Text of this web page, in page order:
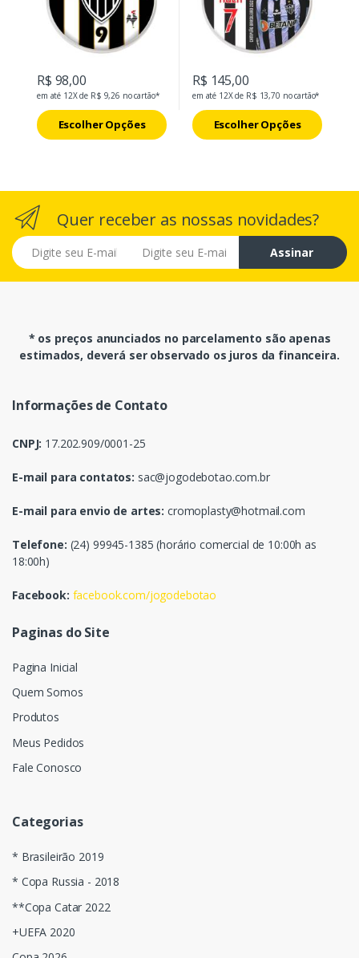
R$ 98,00
em até 12X de R$ 9,26 no cartão*
Escolher Opções
R$ 145,00
em até 12X de R$ 13,70 no cartão*
Escolher Opções
Quer receber as nossas novidades?
E-mail
Assinar
* os preços anunciados no parcelamento são apenas
estimados, deverá ser observado os juros da financeira.
Informações de Contato
CNPJ: 17.202.909/0001-25
E-mail para contatos: sac@jogodebotao.com.br
E-mail para envio de artes: cromoplasty@hotmail.com
Telefone: (24) 99945-1385 (horário comercial de 10:00h as
18:00h)
Facebook: facebook.com/jogodebotao
Paginas do Site
Pagina Inicial
Quem Somos
Produtos
Meus Pedidos
Fale Conosco
Categorias
* Brasileirão 2019
* Copa Russia - 2018
**Copa Catar 2022
+UEFA 2020